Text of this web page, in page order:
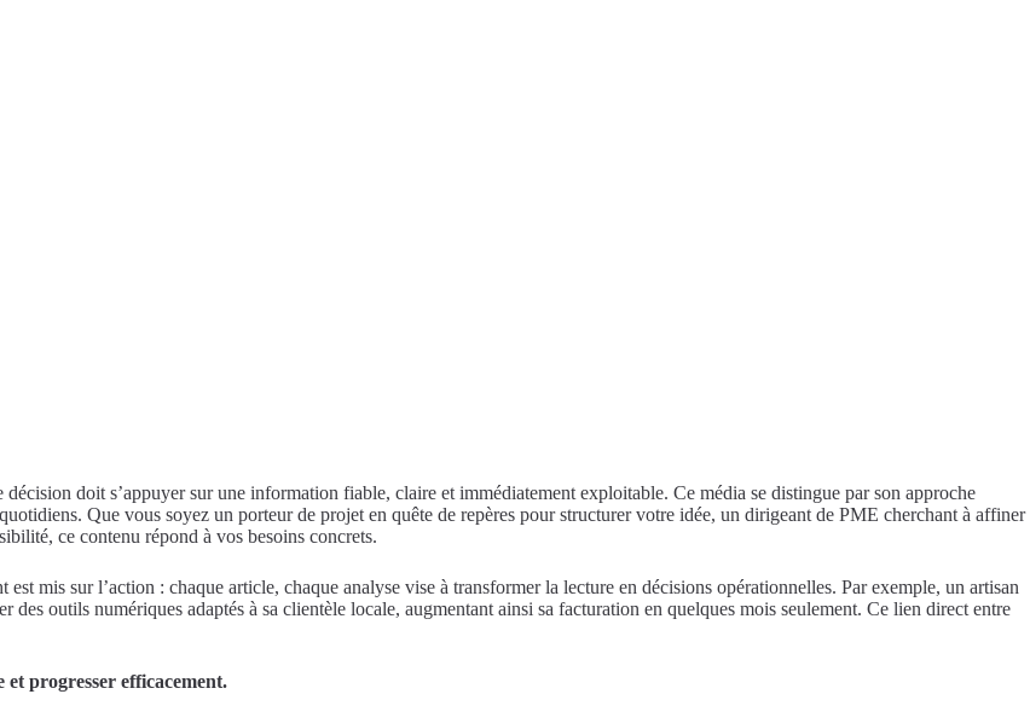
doit s’appuyer sur une information fiable, claire et immédiatement exploitable. Ce média se distingue par son approche
Que vous soyez un porteur de projet en quête de repères pour structurer votre idée, un dirigeant de PME cherchant à affiner
ce contenu répond à vos besoins concrets.
mis sur l’action : chaque article, chaque analyse vise à transformer la lecture en décisions opérationnelles. Par exemple, un artisan
outils numériques adaptés à sa clientèle locale, augmentant ainsi sa facturation en quelques mois seulement. Ce lien direct entre
progresser efficacement.